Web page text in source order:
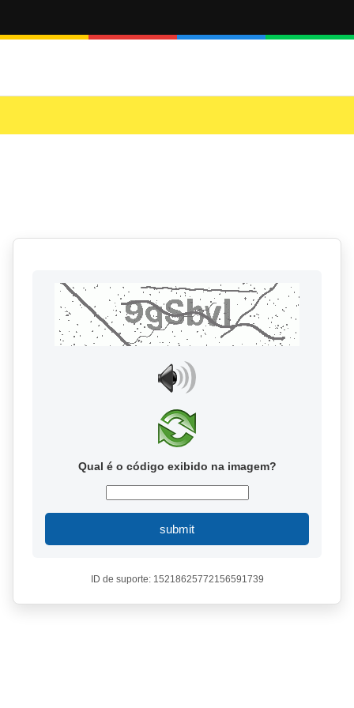
Qual é o código exibido na imagem?
submit
ID de suporte: 15218625772156591739